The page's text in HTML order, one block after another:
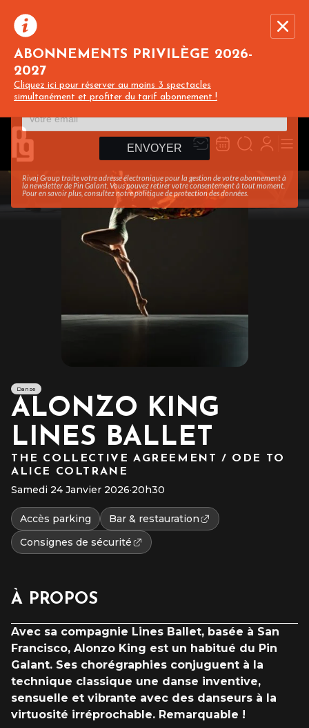
ABONNEMENTS PRIVILÈGE 2026-
2027
Cliquez ici pour réserver au moins 3 spectacles
simultanément et profiter du tarif abonnement !
Recevez toute l’actualité en vous abonnant à
notre newsletter :
ENVOYER
Rivaj Group traite votre adresse électronique pour la gestion de votre abonnement à
la newsletter dePin Galant. Vous pouvez retirer votre consentement à tout moment.
Pour en savoir plus, consultez notrepolitique de protection des données.
Danse
ALONZO KING
LINES BALLET
THE COLLECTIVE AGREEMENT / ODE TO
ALICE COLTRANE
Samedi 24 Janvier 2026·20h30
Accès parking
Bar & restauration
Consignes de sécurité
À PROPOS
Avec sa compagnie Lines Ballet, basée à San
Francisco, Alonzo King est un habitué du Pin
Galant. Ses chorégraphies conjuguent à la
technique classique une danse inventive,
sensuelle et vibrante avec des danseurs à la
virtuosité irréprochable. Remarquable !